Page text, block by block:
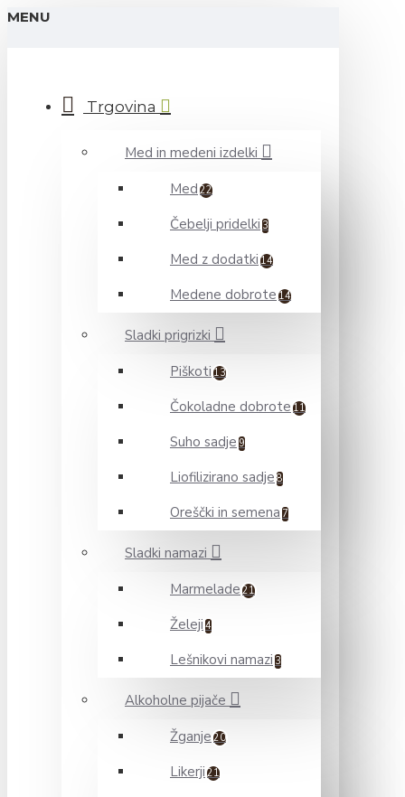
MENU
Trgovina
Med in medeni izdelki
Med 22
Čebelji pridelki 3
Med z dodatki 14
Medene dobrote 14
Sladki prigrizki
Piškoti 13
Čokoladne dobrote 11
Suho sadje 9
Liofilizirano sadje 8
Oreščki in semena 7
Sladki namazi
Marmelade 21
Želeji 4
Lešnikovi namazi 3
Alkoholne pijače
Žganje 20
Likerji 21